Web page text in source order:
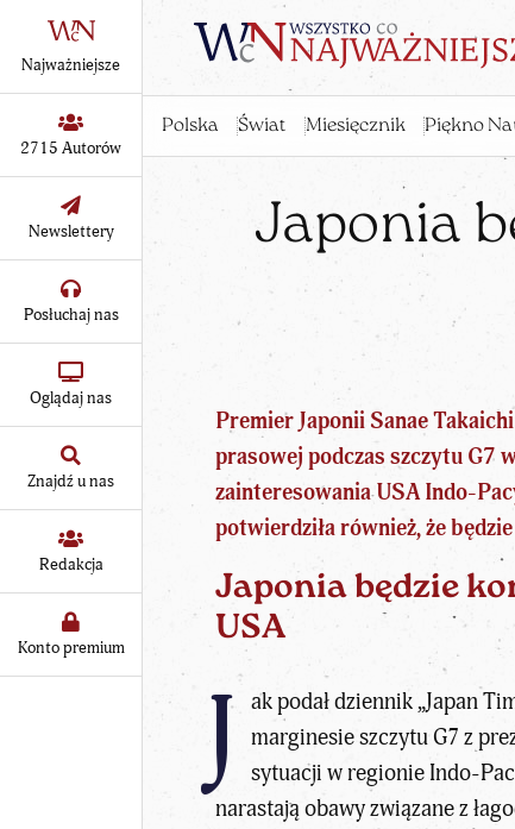
Polska Świat Miesięcznik Piękno
Najważniejsze
2715 Autorów
Newslettery
Posłuchaj nas
Oglądaj nas
Znajdź u nas
Redakcja
Konto premium
Japonia
Premier Japonii Sanae Takaichi
prasowej podczas szczytu G7
zainteresowania USA Indo-
potwierdziła również, że
Japonia będzie
USA
J ak podał dziennik „Japan
marginesie szczytu G7 z
sytuacji w regionie Indo-
narastają obawy związane z